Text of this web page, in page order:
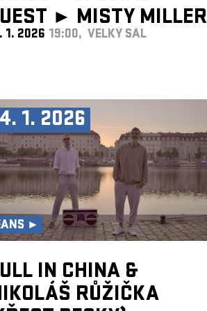
► MISTY MILLER
1. 2026 19:00, VELKÝ SÁL
1. 2026
►
IN CHINA &
RŮŽIČKA